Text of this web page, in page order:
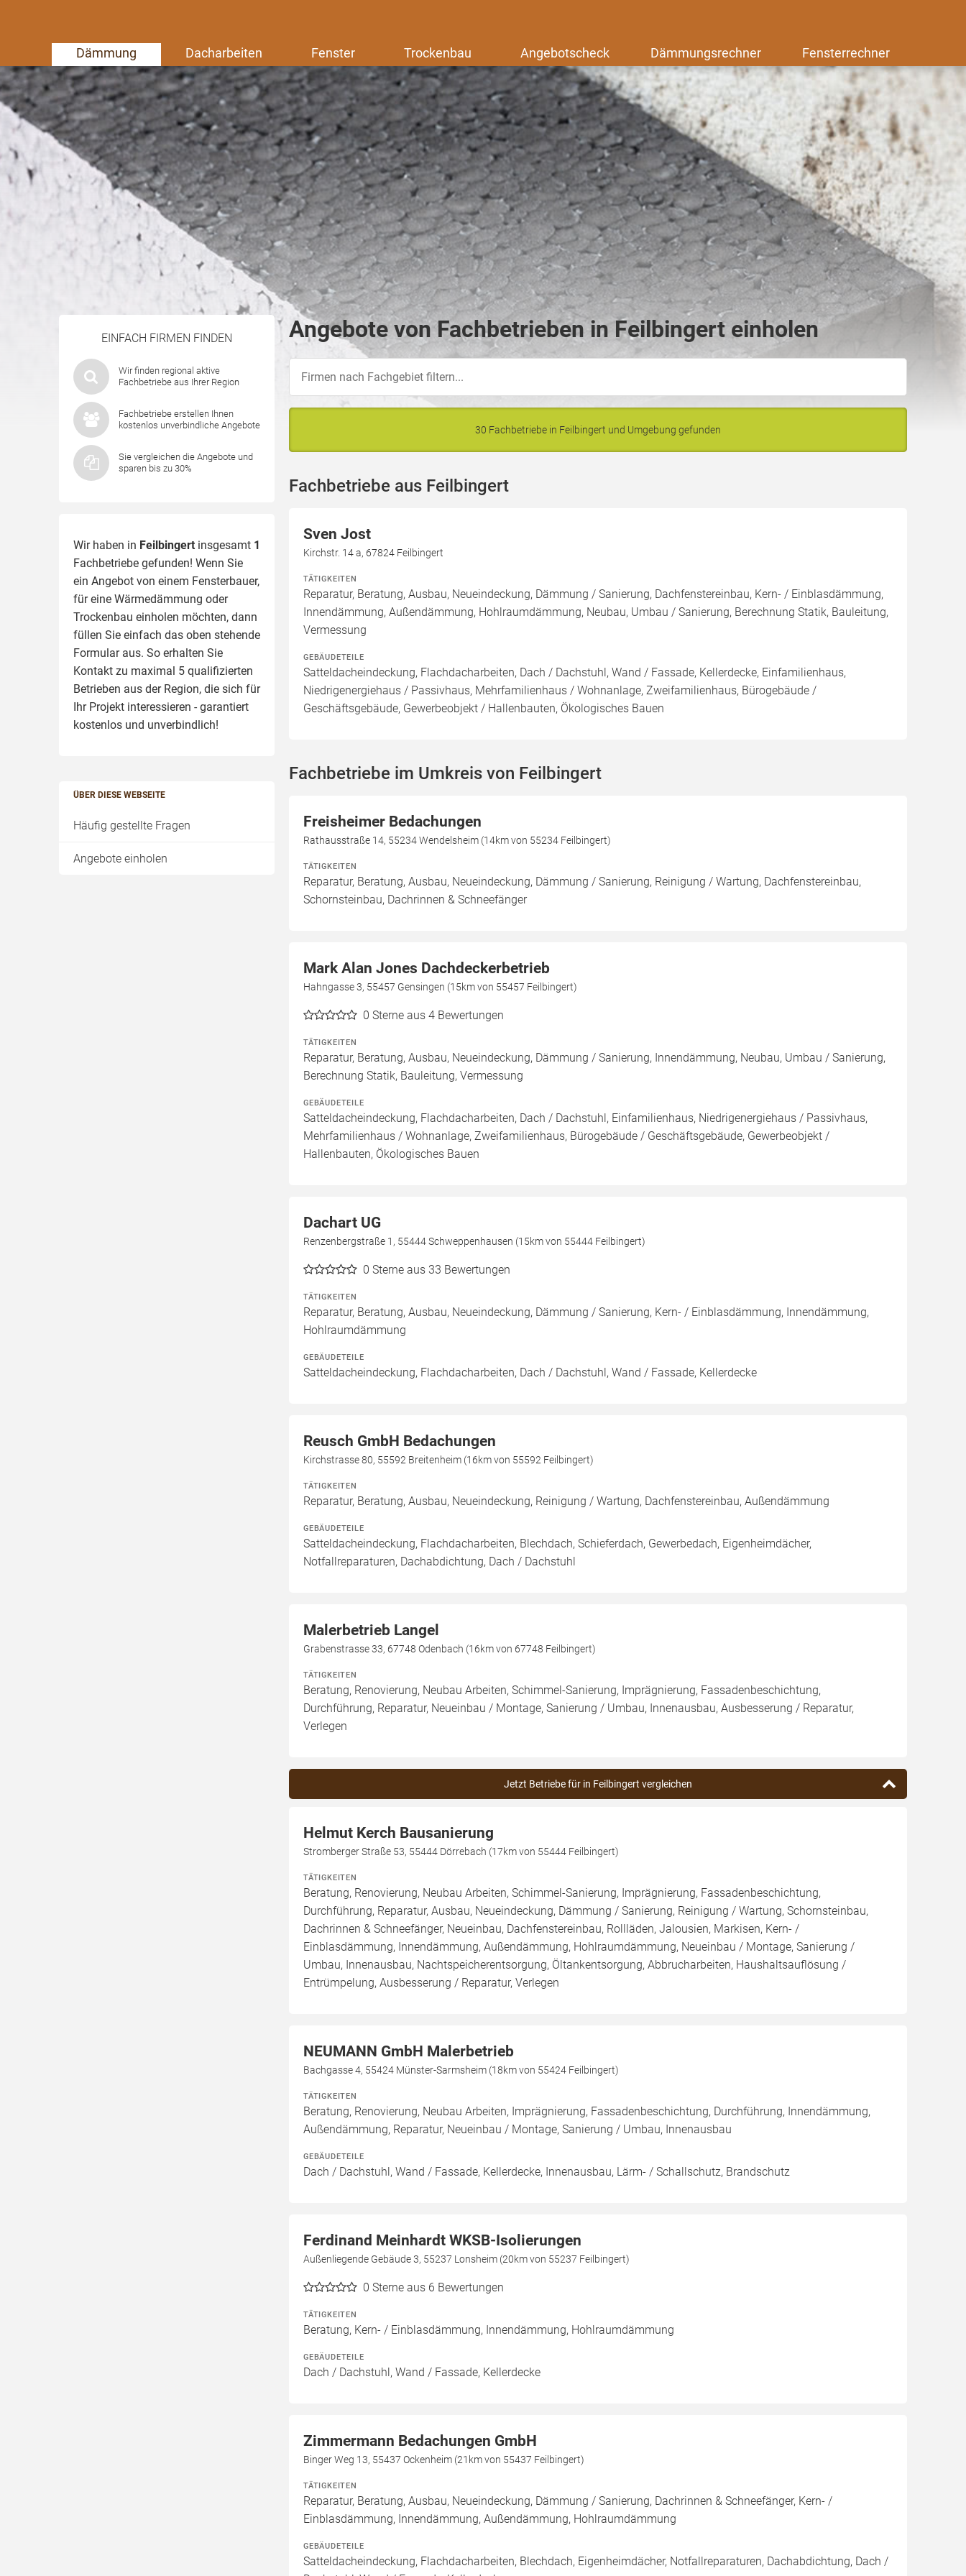
Dämmung Dacharbeiten Fenster Trockenbau Angebotscheck Dämmungsrechner Fensterrechner
EINFACH FIRMEN FINDEN
Wir finden regional aktive
Fachbetriebe aus Ihrer Region
Fachbetriebe erstellen Ihnen
kostenlos unverbindliche Angebote
Sie vergleichen die Angebote und
sparen bis zu 30%
Wir haben in Feilbingert insgesamt 1
Fachbetriebe gefunden! Wenn Sie
ein Angebot von einem Fensterbauer,
für eine Wärmedämmung oder
Trockenbau einholen möchten, dann
füllen Sie einfach das oben stehende
Formular aus. So erhalten Sie
Kontakt zu maximal 5 qualifizierten
Betrieben aus der Region, die sich für
Ihr Projekt interessieren - garantiert
kostenlos und unverbindlich!
ÜBER DIESE WEBSEITE
Häufig gestellte Fragen
Angebote einholen
Angebote von Fachbetrieben in Feilbingert einholen
30 Fachbetriebe in Feilbingert und Umgebung gefunden
Fachbetriebe aus Feilbingert
Sven Jost
Kirchstr. 14 a, 67824 Feilbingert
TÄTIGKEITEN
Reparatur, Beratung, Ausbau, Neueindeckung, Dämmung / Sanierung, Dachfenstereinbau, Kern- / Einblasdämmung,
Innendämmung, Außendämmung, Hohlraumdämmung, Neubau, Umbau / Sanierung, Berechnung Statik, Bauleitung,
Vermessung
GEBÄUDETEILE
Satteldacheindeckung, Flachdacharbeiten, Dach / Dachstuhl, Wand / Fassade, Kellerdecke, Einfamilienhaus,
Niedrigenergiehaus / Passivhaus, Mehrfamilienhaus / Wohnanlage, Zweifamilienhaus, Bürogebäude /
Geschäftsgebäude, Gewerbeobjekt / Hallenbauten, Ökologisches Bauen
Fachbetriebe im Umkreis von Feilbingert
Freisheimer Bedachungen
Rathausstraße 14, 55234 Wendelsheim (14km von 55234 Feilbingert)
TÄTIGKEITEN
Reparatur, Beratung, Ausbau, Neueindeckung, Dämmung / Sanierung, Reinigung / Wartung, Dachfenstereinbau,
Schornsteinbau, Dachrinnen & Schneefänger
Mark Alan Jones Dachdeckerbetrieb
Hahngasse 3, 55457 Gensingen (15km von 55457 Feilbingert)
0 Sterne aus 4 Bewertungen
TÄTIGKEITEN
Reparatur, Beratung, Ausbau, Neueindeckung, Dämmung / Sanierung, Innendämmung, Neubau, Umbau / Sanierung,
Berechnung Statik, Bauleitung, Vermessung
GEBÄUDETEILE
Satteldacheindeckung, Flachdacharbeiten, Dach / Dachstuhl, Einfamilienhaus, Niedrigenergiehaus / Passivhaus,
Mehrfamilienhaus / Wohnanlage, Zweifamilienhaus, Bürogebäude / Geschäftsgebäude, Gewerbeobjekt /
Hallenbauten, Ökologisches Bauen
Dachart UG
Renzenbergstraße 1, 55444 Schweppenhausen (15km von 55444 Feilbingert)
0 Sterne aus 33 Bewertungen
TÄTIGKEITEN
Reparatur, Beratung, Ausbau, Neueindeckung, Dämmung / Sanierung, Kern- / Einblasdämmung, Innendämmung,
Hohlraumdämmung
GEBÄUDETEILE
Satteldacheindeckung, Flachdacharbeiten, Dach / Dachstuhl, Wand / Fassade, Kellerdecke
Reusch GmbH Bedachungen
Kirchstrasse 80, 55592 Breitenheim (16km von 55592 Feilbingert)
TÄTIGKEITEN
Reparatur, Beratung, Ausbau, Neueindeckung, Reinigung / Wartung, Dachfenstereinbau, Außendämmung
GEBÄUDETEILE
Satteldacheindeckung, Flachdacharbeiten, Blechdach, Schieferdach, Gewerbedach, Eigenheimdächer,
Notfallreparaturen, Dachabdichtung, Dach / Dachstuhl
Malerbetrieb Langel
Grabenstrasse 33, 67748 Odenbach (16km von 67748 Feilbingert)
TÄTIGKEITEN
Beratung, Renovierung, Neubau Arbeiten, Schimmel-Sanierung, Imprägnierung, Fassadenbeschichtung,
Durchführung, Reparatur, Neueinbau / Montage, Sanierung / Umbau, Innenausbau, Ausbesserung / Reparatur,
Verlegen
Jetzt Betriebe für in Feilbingert vergleichen
Helmut Kerch Bausanierung
Stromberger Straße 53, 55444 Dörrebach (17km von 55444 Feilbingert)
TÄTIGKEITEN
Beratung, Renovierung, Neubau Arbeiten, Schimmel-Sanierung, Imprägnierung, Fassadenbeschichtung,
Durchführung, Reparatur, Ausbau, Neueindeckung, Dämmung / Sanierung, Reinigung / Wartung, Schornsteinbau,
Dachrinnen & Schneefänger, Neueinbau, Dachfenstereinbau, Rollläden, Jalousien, Markisen, Kern- /
Einblasdämmung, Innendämmung, Außendämmung, Hohlraumdämmung, Neueinbau / Montage, Sanierung /
Umbau, Innenausbau, Nachtspeicherentsorgung, Öltankentsorgung, Abbrucharbeiten, Haushaltsauflösung /
Entrümpelung, Ausbesserung / Reparatur, Verlegen
NEUMANN GmbH Malerbetrieb
Bachgasse 4, 55424 Münster-Sarmsheim (18km von 55424 Feilbingert)
TÄTIGKEITEN
Beratung, Renovierung, Neubau Arbeiten, Imprägnierung, Fassadenbeschichtung, Durchführung, Innendämmung,
Außendämmung, Reparatur, Neueinbau / Montage, Sanierung / Umbau, Innenausbau
GEBÄUDETEILE
Dach / Dachstuhl, Wand / Fassade, Kellerdecke, Innenausbau, Lärm- / Schallschutz, Brandschutz
Ferdinand Meinhardt WKSB-Isolierungen
Außenliegende Gebäude 3, 55237 Lonsheim (20km von 55237 Feilbingert)
0 Sterne aus 6 Bewertungen
TÄTIGKEITEN
Beratung, Kern- / Einblasdämmung, Innendämmung, Hohlraumdämmung
GEBÄUDETEILE
Dach / Dachstuhl, Wand / Fassade, Kellerdecke
Zimmermann Bedachungen GmbH
Binger Weg 13, 55437 Ockenheim (21km von 55437 Feilbingert)
TÄTIGKEITEN
Reparatur, Beratung, Ausbau, Neueindeckung, Dämmung / Sanierung, Dachrinnen & Schneefänger, Kern- /
Einblasdämmung, Innendämmung, Außendämmung, Hohlraumdämmung
GEBÄUDETEILE
Satteldacheindeckung, Flachdacharbeiten, Blechdach, Eigenheimdächer, Notfallreparaturen, Dachabdichtung, Dach /